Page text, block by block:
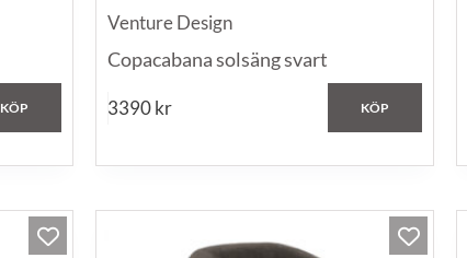
KÖP
Venture Design
Copacabana solsäng svart
3390kr KÖP